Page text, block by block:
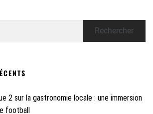
2 sur la gastronomie locale : une immersion
football